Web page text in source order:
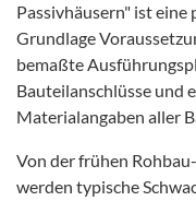
Passivhäusern" ist
Grundlage
bemaßte
Bauteilanschlüsse und
Materialangaben aller
Von der frühen
werden typische